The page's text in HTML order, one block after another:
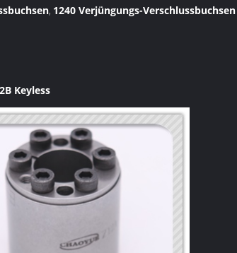
, 1240 Verjüngungs-
Keyless